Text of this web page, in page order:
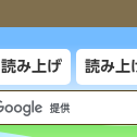
読み上げ 読み上